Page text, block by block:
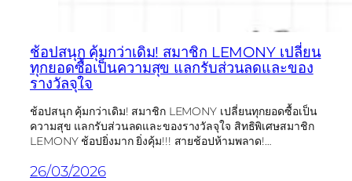
ช้อปสนุก คุ้มกว่าเดิม! สมาชิก LEMONY เปลี่ยน
ทุกยอดซื้อเป็นความสุข แลกรับส่วนลดและของ
รางวัลจุใจ
ช้อปสนุก คุ้มกว่าเดิม! สมาชิก LEMONY เปลี่ยนทุกยอดซื้อเป็น
ความสุข แลกรับส่วนลดและของรางวัลจุใจ สิทธิพิเศษสมาชิก
LEMONY ช้อปยิ่งมาก ยิ่งคุ้ม!!! สายช้อปห้ามพลาด!…
26/03/2026